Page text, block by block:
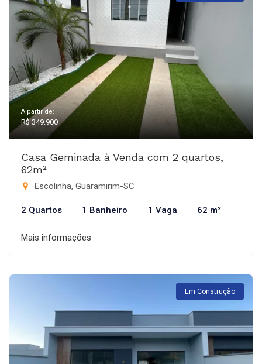
A partir de:
R$ 349.900
Casa Geminada à Venda com 2 quartos,
62m²
Escolinha, Guaramirim-SC
2 Quartos 1 Banheiro 1 Vaga 62 m²
Mais informações
Em Construção